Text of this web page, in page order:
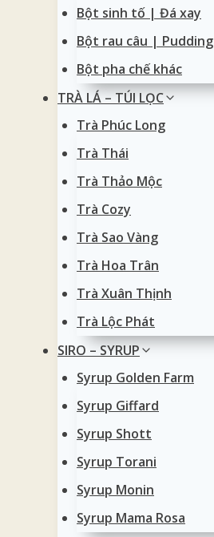
Bột sinh tố | Đá xay
Bột rau câu | Pudding
Bột pha chế khác
TRÀ LÁ – TÚI LỌC
Trà Phúc Long
Trà Thái
Trà Thảo Mộc
Trà Cozy
Trà Sao Vàng
Trà Hoa Trân
Trà Xuân Thịnh
Trà Lộc Phát
SIRO – SYRUP
Syrup Golden Farm
Syrup Giffard
Syrup Shott
Syrup Torani
Syrup Monin
Syrup Mama Rosa